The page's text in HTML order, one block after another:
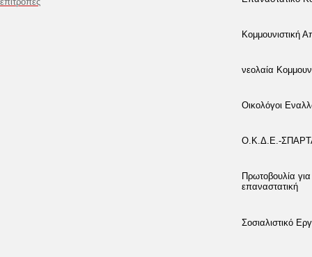
Κομμουνιστική
νεολαία
Οικολόγοι
Ο.Κ.Δ.Ε.-
Πρωτοβουλία
επαναστατική
Σοσιαλιστικό